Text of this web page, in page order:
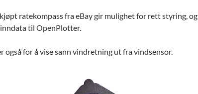
ratekompass fra eBay gir mulighet for rett styring, og
til OpenPlotter.
også for å vise sann vindretning ut fra vindsensor.